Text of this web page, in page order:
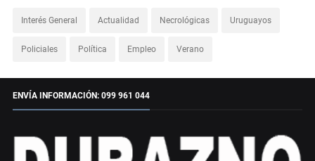
Interés General Actualidad Necrológicas Uruguayos
Policiales Política Empleo Verano
ENVÍA INFORMACIÓN: 099 961 044